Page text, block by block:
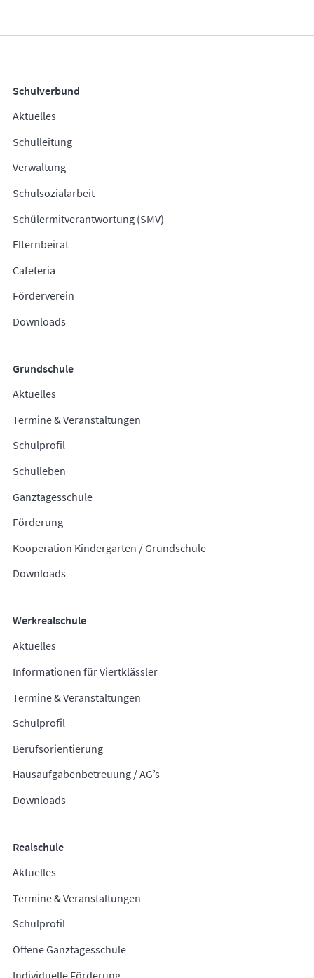
Schulverbund
Aktuelles
Schulleitung
Verwaltung
Schulsozialarbeit
Schülermitverantwortung (SMV)
Elternbeirat
Cafeteria
Förderverein
Downloads
Grundschule
Aktuelles
Termine & Veranstaltungen
Schulprofil
Schulleben
Ganztagesschule
Förderung
Kooperation Kindergarten / Grundschule
Downloads
Werkrealschule
Aktuelles
Informationen für Viertklässler
Termine & Veranstaltungen
Schulprofil
Berufsorientierung
Hausaufgabenbetreuung / AG’s
Downloads
Realschule
Aktuelles
Termine & Veranstaltungen
Schulprofil
Offene Ganztagesschule
Individuelle Förderung